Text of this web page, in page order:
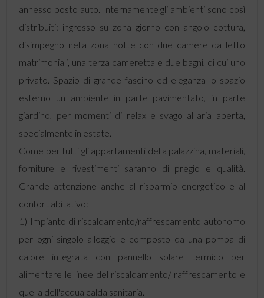
annesso posto auto. Internamente gli ambienti sono così
distribuiti: ingresso su zona giorno con angolo cottura,
disimpegno nella zona notte con due camere da letto
matrimoniali, una terza cameretta e due bagni, di cui uno
privato. Spazio di grande fascino ed eleganza lo spazio
esterno un ambiente in parte pavimentato, in parte
giardino, per momenti di relax e svago all'aria aperta,
specialmente in estate.
Come per tutti gli appartamenti della palazzina, materiali,
forniture e rivestimenti saranno di pregio e qualità.
Grande attenzione anche al risparmio energetico e al
confort abitativo:
1) Impianto di riscaldamento/raffrescamento autonomo
per ogni singolo alloggio e composto da una pompa di
calore integrata con pannello solare termico per
alimentare le linee del riscaldamento/ raffrescamento e
quella dell'acqua calda sanitaria.